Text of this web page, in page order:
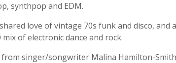
synthpop and EDM.
love of vintage 70s funk and disco, and
of electronic dance and rock.
singer/songwriter Malina Hamilton-Smith,